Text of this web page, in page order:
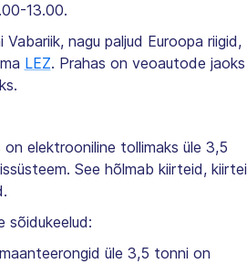
13.00.
nagu paljud Euroopa riigid,
LEZ. Prahas on veoautode jaoks
elektrooniline tollimaks üle 3,5
See hõlmab kiirteid,
sõidukeelud:
üle 3,5 tonni on